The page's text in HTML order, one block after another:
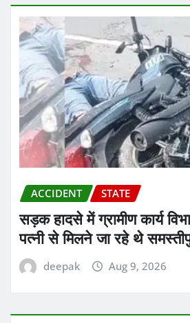
ACCIDENT STATE
सड़क हादसे में ग्रामीण कार्य
पत्नी से मिलने जा रहे थे
deepak Aug 9, 2026